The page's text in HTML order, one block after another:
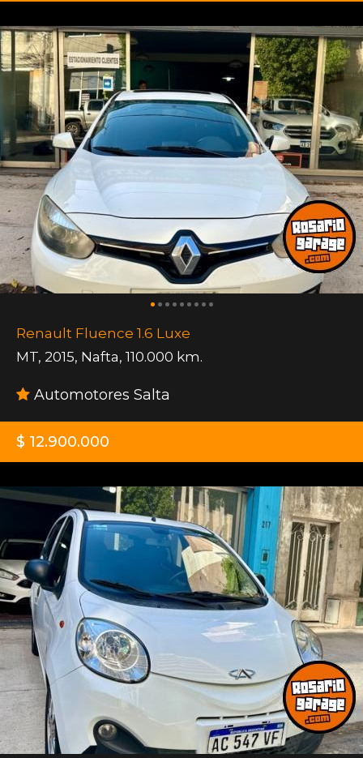
Renault Fluence 1.6 Luxe
MT, 2015, Nafta, 110.000 km.
Automotores Salta
$ 12.900.000